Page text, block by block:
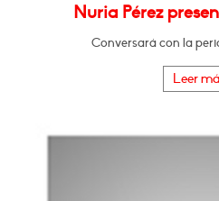
Nuria Pérez
Conversará con la
Leer